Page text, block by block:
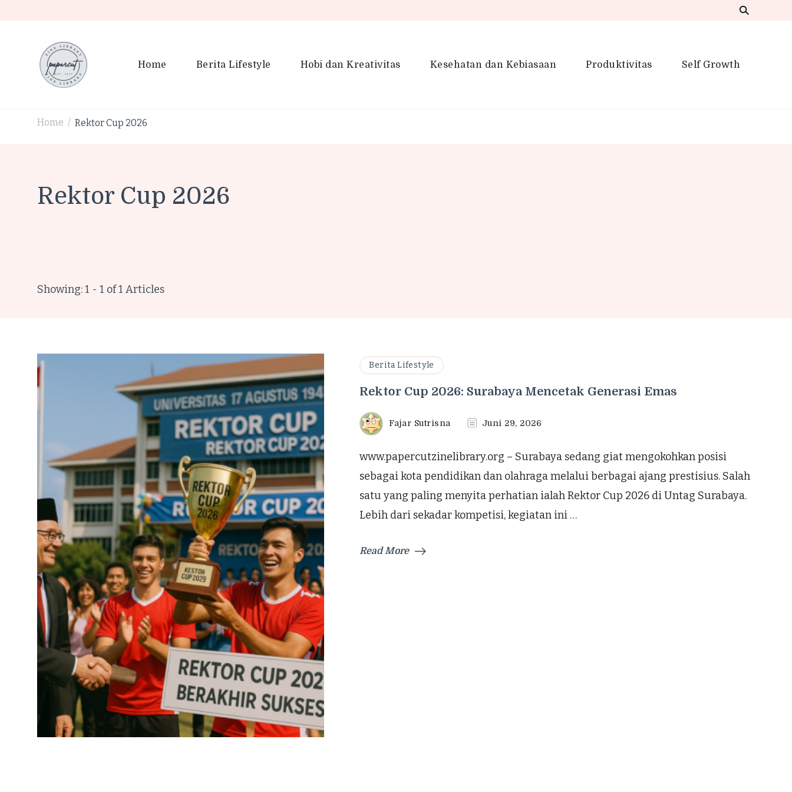
Home Berita Lifestyle Hobi dan Kreativitas Kesehatan dan Kebiasaan Produktivitas Self Growth
Home / Rektor Cup 2026
Rektor Cup 2026
Showing: 1 - 1 of 1 Articles
Berita Lifestyle
Rektor Cup 2026: Surabaya Mencetak Generasi Emas
Fajar Sutrisna Juni 29, 2026
www.papercutzinelibrary.org – Surabaya sedang giat mengokohkan posisi
sebagai kota pendidikan dan olahraga melalui berbagai ajang prestisius. Salah
satu yang paling menyita perhatian ialah Rektor Cup 2026 di Untag Surabaya.
Lebih dari sekadar kompetisi, kegiatan ini …
Read More